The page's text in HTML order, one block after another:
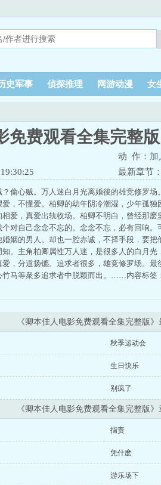
史军事 侦探推理 网游动漫 女
免费观看全集完整版
动 作： 加
最新章节：
偷心贼。万人迷白月光离婚後的雄竞修罗
，不懂爱。柏卿的幼年阴冷潮湿，少年孤
爱，真爱出轨收场。柏卿不明白，曾经那
对自己念念不忘的。念念不忘，必有回响
姻的男人。却也一腔赤诚，不择手段，要
。主角柏卿属性万人迷，是很多人的白月光
，分道扬镳。追求者很多，雄竞修罗场。
竹马等衆多追求者中脱颖而出。……内容标签
《卿本佳人电影免费观看全集完整版
秋季运动会
生日快乐
别疯了
《卿本佳人电影免费观看全集完整版》
指责
凭什麽
游乐场下